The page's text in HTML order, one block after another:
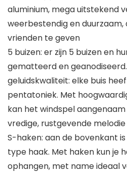
aluminium, mega uitstekend
weerbestendig en
vrienden te geven
5 buizen: er zijn 5 buizen en
gematteerd en
geluidskwaliteit: elke buis
pentatoniek. Met
kan het windspel
vredige, rustgevende
S-haken: aan de bovenkant
type haak. Met haken kun je
ophangen, met name ideaal